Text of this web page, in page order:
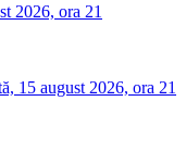
2026, ora 21
15 august 2026, ora 21